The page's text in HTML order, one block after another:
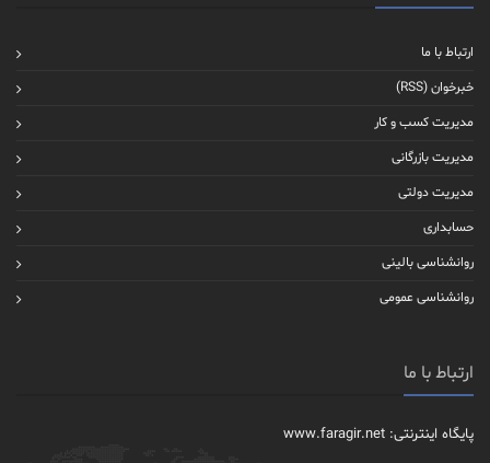
ارتباط با ما
خبرخوان (RSS)
مدیریت کسب و کار
مدیریت بازرگانی
مدیریت دولتی
حسابداری
روانشناسی بالینی
روانشناسی عمومی
ارتباط با ما
پایگاه اینترنتی: www.faragir.net